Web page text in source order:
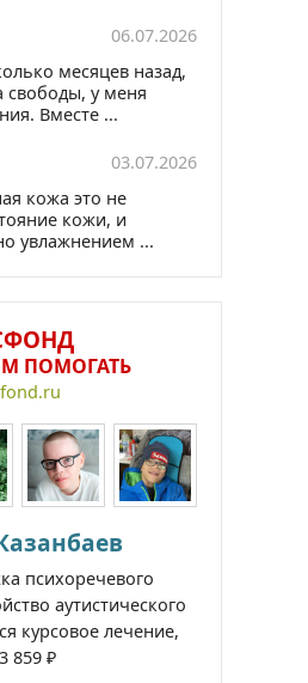
06.07.2026
месяцев назад,
свободы, у меня
Вместе ...
03.07.2026
кожа это не
кожи, и
увлажнением ...
ПОМОГАТЬ
психоречевого
аутистического
курсовое лечение,
859 ₽